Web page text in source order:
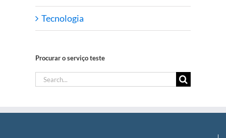
Tecnologia
Procurar o serviço teste
Search